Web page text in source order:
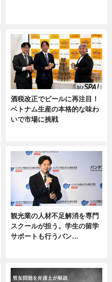
酒税改正でビールに再注目！
ベトナム生産の本格的な味わ
いで市場に挑戦
観光業の人材不足解消を専門
スクールが担う。学生の留学
サポートも行うバン…